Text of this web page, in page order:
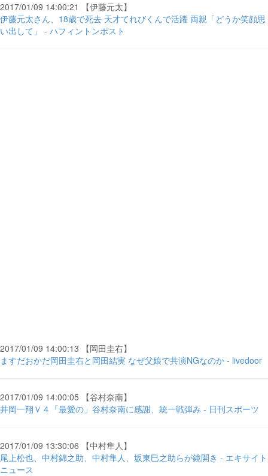
2017/01/09 14:00:21 【伊藤元太】
伊藤元太さん、18歳で死去 天才てれびくんで活躍 両親「どうか笑顔思
い出して」 - ハフィントンポスト
2017/01/09 14:00:13 【岡田圭右】
ますだおかだ岡田圭右と岡田結実 なぜ父娘で共演NGなのか - livedoor
2017/01/09 14:00:05 【谷村奈南】
井岡一翔Ｖ４「最愛の」谷村奈南に感謝、統一戦弾み - 日刊スポーツ
2017/01/09 13:30:06 【中村隼人】
尾上松也、中村錦之助、中村隼人、坂東巳之助らが鏡開き - エキサイト
ニュース